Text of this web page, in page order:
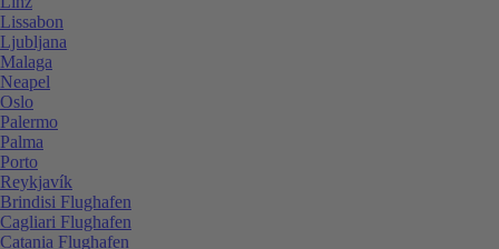
Lissabon
Ljubljana
Malaga
Neapel
Oslo
Palermo
Palma
Porto
Reykjavík
Brindisi Flughafen
Cagliari Flughafen
Catania Flughafen